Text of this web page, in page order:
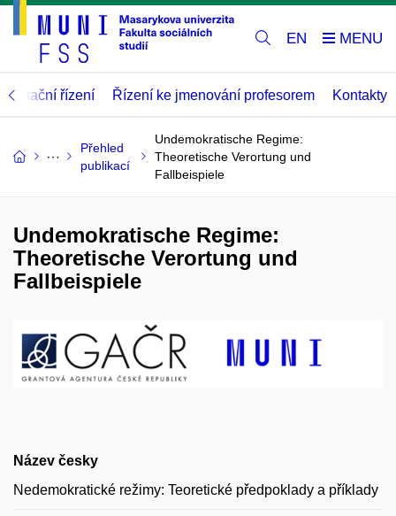
EN
řízení Řízení ke jmenování profesorem Kontakty
Přehled
publikací
Undemokratische Regime:
Theoretische Verortung und
Fallbeispiele
Undemokratische Regime:
Theoretische Verortung und
Fallbeispiele
Název česky
Nedemokratické režimy: Teoretické předpoklady a příklady